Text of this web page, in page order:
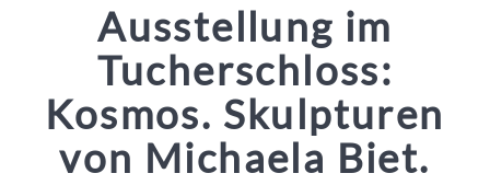
Ausstellung im
Tucherschloss:
Kosmos. Skulpturen
von Michaela Biet.